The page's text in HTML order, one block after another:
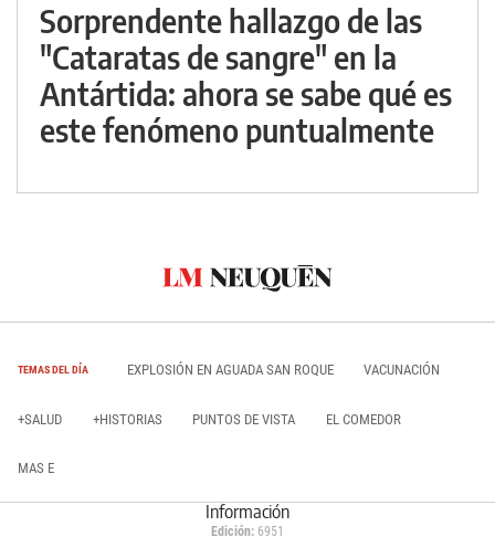
Sorprendente hallazgo de las
"Cataratas de sangre" en la
Antártida: ahora se sabe qué es
este fenómeno puntualmente
TEMAS DEL DÍA EXPLOSIÓN EN AGUADA SAN ROQUE VACUNACIÓN
+SALUD +HISTORIAS PUNTOS DE VISTA EL COMEDOR
MAS E
Información
Edición: 6951